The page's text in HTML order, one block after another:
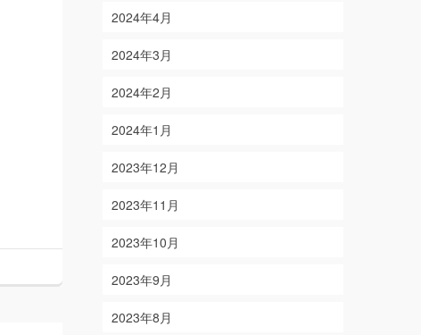
2024年4月
2024年3月
2024年2月
2024年1月
2023年12月
2023年11月
2023年10月
2023年9月
2023年8月